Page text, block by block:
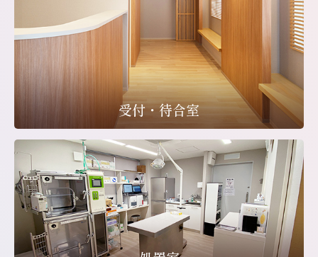
受付・待合室